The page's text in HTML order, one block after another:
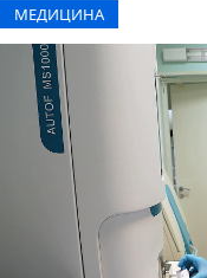
МЕДИЦИНА